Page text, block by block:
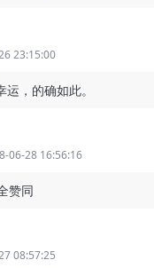
23:15:00
运，的确如此。
06-28 16:56:16
赞同
08:57:25